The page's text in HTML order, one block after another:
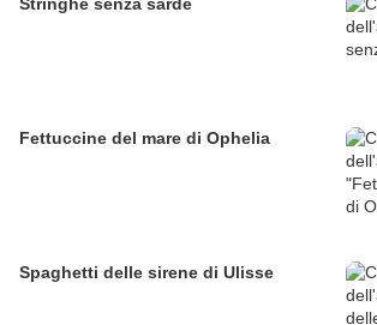
Fettuccine del mare di Ophelia
Spaghetti delle sirene di Ulisse